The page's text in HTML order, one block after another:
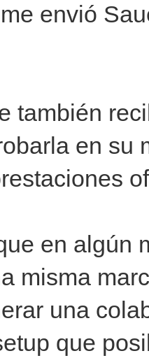
envió
también
en su
en algún
misma
una
que